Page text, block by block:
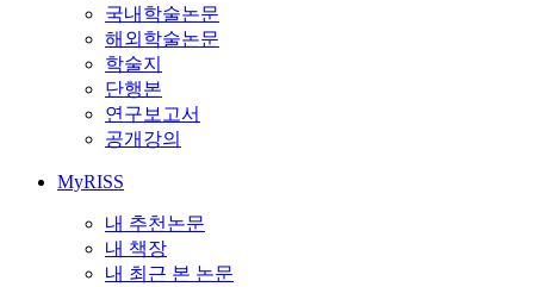
국내학술논문
해외학술논문
학술지
단행본
연구보고서
공개강의
MyRISS
내 추천논문
내 책장
내 최근 본 논문